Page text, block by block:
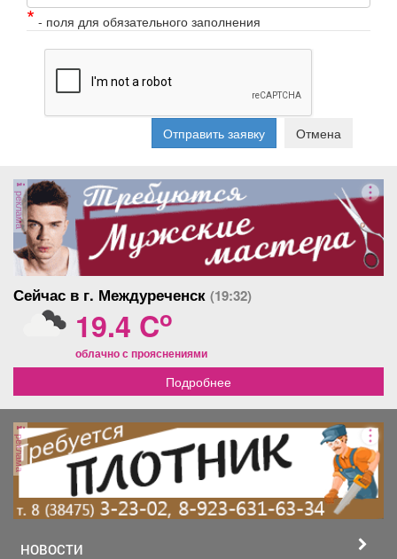
* - поля для обязательного заполнения
Отправить заявку Отмена
реклама
Сейчас в г. Междуреченск (19:32)
19.4 Co
облачно с прояснениями
Подробнее
реклама
НОВОСТИ